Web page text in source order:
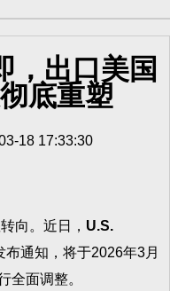
，出口美国
底重塑
18 17:33:30
向。近日， U.S.
布通知，将于2026年3月
全面调整。